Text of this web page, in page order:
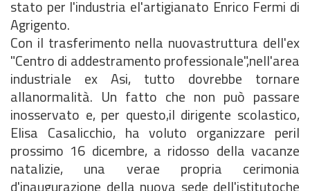
stato per l'industria el'artigianato Enrico Fermi di
Agrigento.
Con il trasferimento nella nuovastruttura dell'ex
"Centro di addestramento professionale",nell'area
industriale ex Asi, tutto dovrebbe tornare
allanormalità. Un fatto che non può passare
inosservato e, per questo,il dirigente scolastico,
Elisa Casalicchio, ha voluto organizzare peril
prossimo 16 dicembre, a ridosso della vacanze
natalizie, una verae propria cerimonia
d'inaugurazione della nuova sede dell'istitutoche